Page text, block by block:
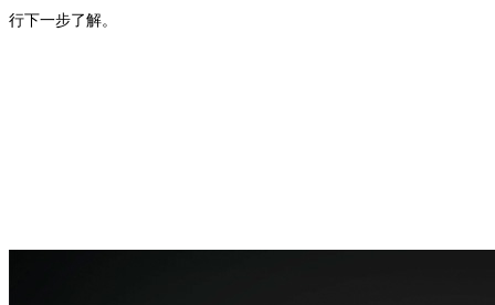
行下一步了解。